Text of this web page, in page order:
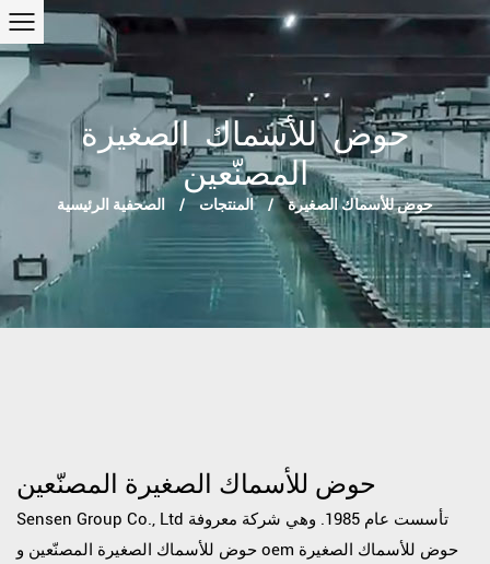
حوض للأسماك الصغيرة
المصنّعين
الصحفية الرئيسية / المنتجات / حوض للأسماك الصغيرة
حوض للأسماك الصغيرة المصنّعين
Sensen Group Co., Ltd تأسست عام 1985. وهي شركة معروفة
حوض للأسماك الصغيرة المصنّعين oem حوض للأسماك الصغيرة